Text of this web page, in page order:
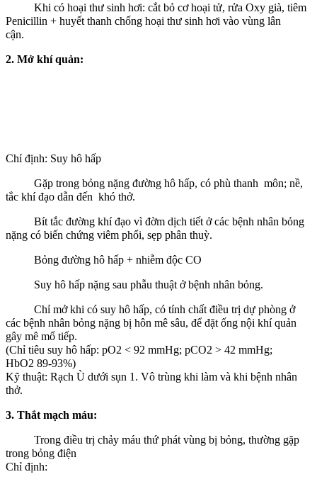
Khi có hoại thư sinh hơi: cắt bỏ cơ hoại tử, rửa Oxy già, tiêm
Penicillin + huyết thanh chống hoại thư sinh hơi vào vùng lân
cận.
2. Mở khí quản:
Chỉ định: Suy hô hấp
Gặp trong bỏng nặng đường hô hấp, có phù thanh môn; nề,
tắc khí đạo dẫn đến khó thở.
Bít tắc đường khí đạo vì đờm dịch tiết ở các bệnh nhân bỏng
nặng có biến chứng viêm phổi, sẹp phân thuỳ.
Bỏng đường hô hấp + nhiễm độc CO
Suy hô hấp nặng sau phẫu thuật ở bệnh nhân bỏng.
Chỉ mở khi có suy hô hấp, có tính chất điều trị dự phòng ở
các bệnh nhân bỏng nặng bị hôn mê sâu, để đặt ống nội khí quản
gây mê mổ tiếp.
(Chỉ tiêu suy hô hấp: pO2 < 92 mmHg; pCO2 > 42 mmHg;
HbO2 89-93%)
Kỹ thuật: Rạch Ù dưới sụn 1. Vô trùng khi làm và khi bệnh nhân
thở.
3. Thắt mạch máu:
Trong điều trị chảy máu thứ phát vùng bị bỏng, thường gặp
trong bỏng điện
Chỉ định: